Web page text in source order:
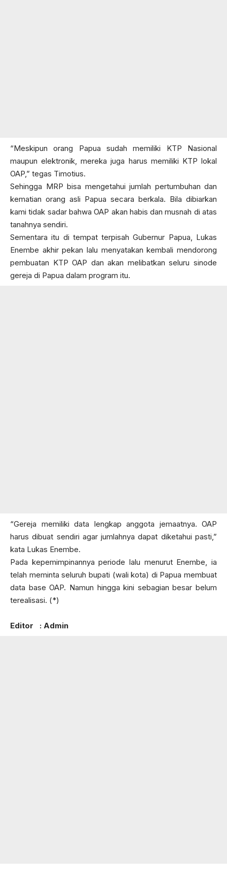
“Meskipun orang Papua sudah memiliki KTP Nasional
maupun elektronik, mereka juga harus memiliki KTP lokal
OAP,” tegas Timotius.
Sehingga MRP bisa mengetahui jumlah pertumbuhan dan
kematian orang asli Papua secara berkala. Bila dibiarkan
kami tidak sadar bahwa OAP akan habis dan musnah di atas
tanahnya sendiri.
Sementara itu di tempat terpisah Gubernur Papua, Lukas
Enembe akhir pekan lalu menyatakan kembali mendorong
pembuatan KTP OAP dan akan melibatkan seluru sinode
gereja di Papua dalam program itu.
“Gereja memiliki data lengkap anggota jemaatnya. OAP
harus dibuat sendiri agar jumlahnya dapat diketahui pasti,”
kata Lukas Enembe.
Pada kepemimpinannya periode lalu menurut Enembe, ia
telah meminta seluruh bupati (wali kota) di Papua membuat
data base OAP. Namun hingga kini sebagian besar belum
terealisasi. (*)
Editor : Admin